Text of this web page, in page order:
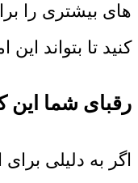
های بیشتری را
کنید تا بتواند
رقبای شما این
اگر به دلیلی